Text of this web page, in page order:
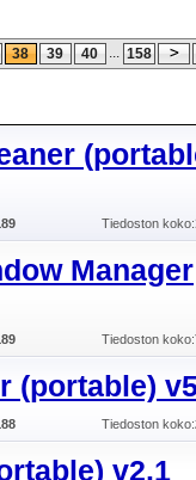
38 39 40 ... 158
Tiedoston koko:
Manager
Tiedoston koko:
(portable)
Tiedoston koko:
v2.1